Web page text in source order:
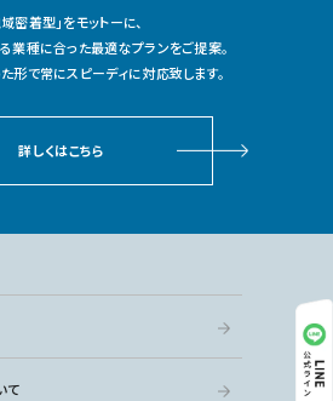
域密着型」をモットーに、
業種に合った最適なプランをご提案。
形で常にスピーディに対応致します。
詳しくはこちら
て